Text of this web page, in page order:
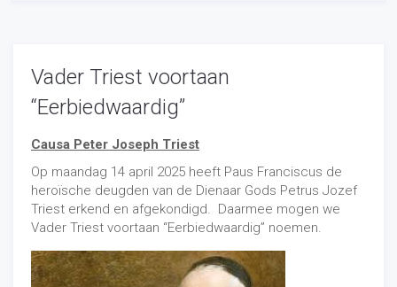
Vader Triest voortaan
“Eerbiedwaardig”
Causa Peter Joseph Triest
Op maandag 14 april 2025 heeft Paus Franciscus de
heroïsche deugden van de Dienaar Gods Petrus Jozef
Triest erkend en afgekondigd. Daarmee mogen we
Vader Triest voortaan “Eerbiedwaardig” noemen.